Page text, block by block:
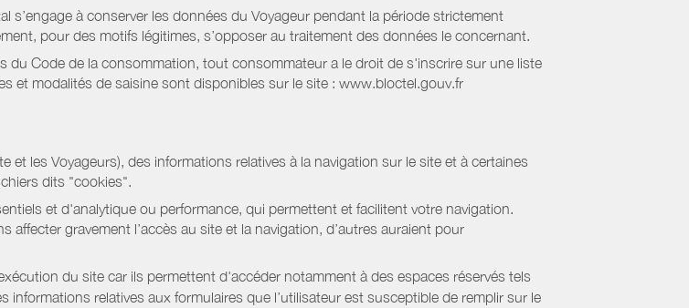
s’engage à conserver les données du Voyageur pendant la période strictement
pour des motifs légitimes, s’opposer au traitement des données le concernant.
Code de la consommation, tout consommateur a le droit de s'inscrire sur une liste
et modalités de saisine sont disponibles sur le site : www.bloctel.gouv.fr
et les Voyageurs), des informations relatives à la navigation sur le site et à certaines
dits "cookies".
et d'analytique ou performance, qui permettent et facilitent votre navigation.
gravement l’accès au site et la navigation, d’autres auraient pour
du site car ils permettent d'accéder notamment à des espaces réservés tels
relatives aux formulaires que l’utilisateur est susceptible de remplir sur le